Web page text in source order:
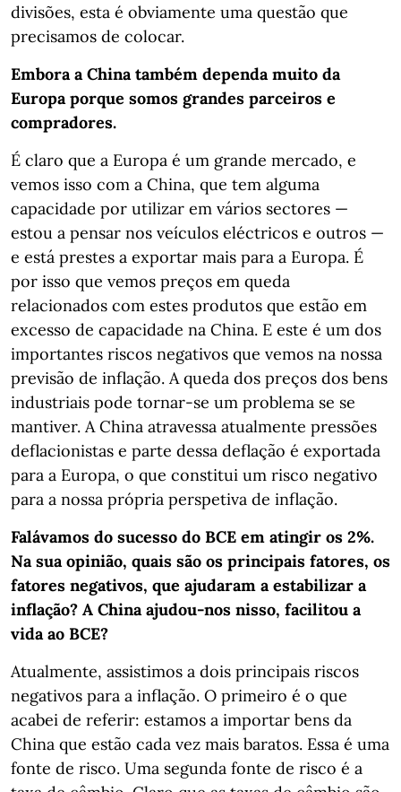
divisões, esta é obviamente uma questão que
precisamos de colocar.
Embora a China também dependa muito da
Europa porque somos grandes parceiros e
compradores.
É claro que a Europa é um grande mercado, e
vemos isso com a China, que tem alguma
capacidade por utilizar em vários sectores —
estou a pensar nos veículos eléctricos e outros —
e está prestes a exportar mais para a Europa. É
por isso que vemos preços em queda
relacionados com estes produtos que estão em
excesso de capacidade na China. E este é um dos
importantes riscos negativos que vemos na nossa
previsão de inflação. A queda dos preços dos bens
industriais pode tornar-se um problema se se
mantiver. A China atravessa atualmente pressões
deflacionistas e parte dessa deflação é exportada
para a Europa, o que constitui um risco negativo
para a nossa própria perspetiva de inflação.
Falávamos do sucesso do BCE em atingir os 2%.
Na sua opinião, quais são os principais fatores, os
fatores negativos, que ajudaram a estabilizar a
inflação? A China ajudou-nos nisso, facilitou a
vida ao BCE?
Atualmente, assistimos a dois principais riscos
negativos para a inflação. O primeiro é o que
acabei de referir: estamos a importar bens da
China que estão cada vez mais baratos. Essa é uma
fonte de risco. Uma segunda fonte de risco é a